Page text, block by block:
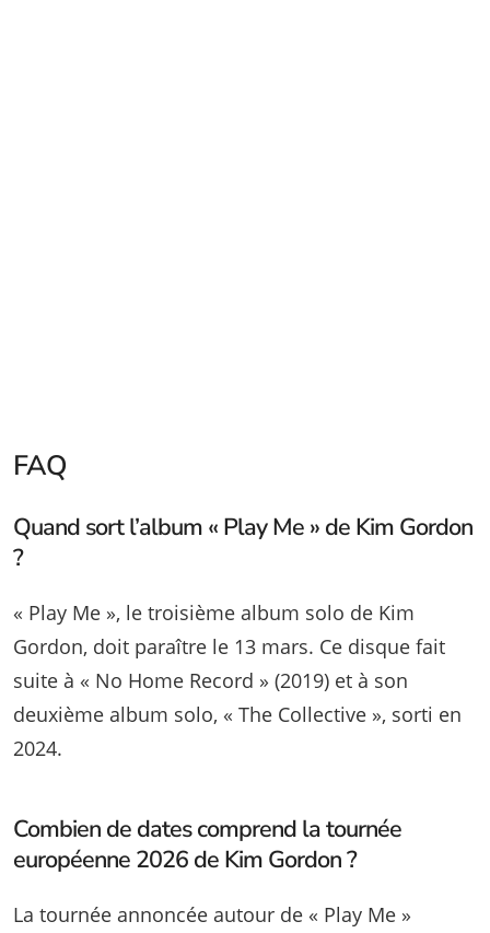
FAQ
Quand sort l’album « Play Me » de Kim Gordon
?
« Play Me », le troisième album solo de Kim
Gordon, doit paraître le 13 mars. Ce disque fait
suite à « No Home Record » (2019) et à son
deuxième album solo, « The Collective », sorti en
2024.
Combien de dates comprend la tournée
européenne 2026 de Kim Gordon ?
La tournée annoncée autour de « Play Me »